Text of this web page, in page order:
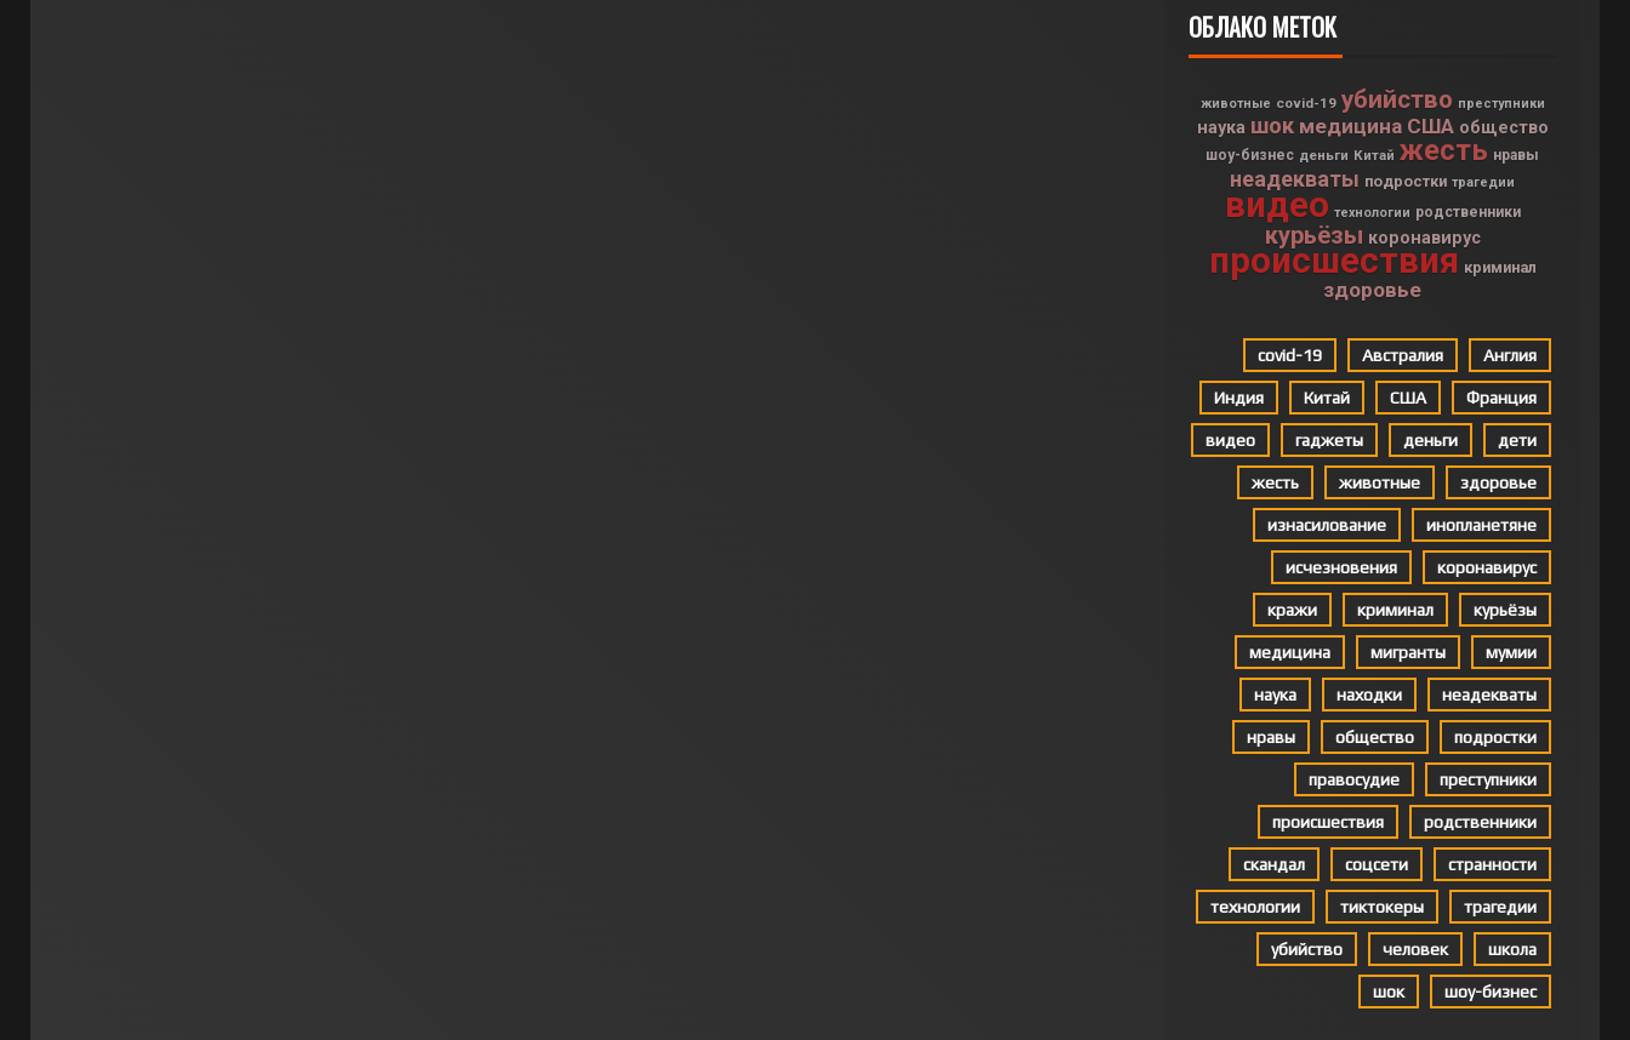
ОБЛАКО МЕТОК
животные covid-19 убийство преступники
наука шок медицина США общество
шоу-бизнес деньги Китай жесть нравы
неадекваты подростки трагедии
видео технологии родственники
курьёзы коронавирус
происшествия криминал
здоровье
covid-19 Австралия Англия
Индия Китай США Франция
видео гаджеты деньги дети
жесть животные здоровье
изнасилование инопланетяне
исчезновения коронавирус
кражи криминал курьёзы
медицина мигранты мумии
наука находки неадекваты
нравы общество подростки
правосудие преступники
происшествия родственники
скандал соцсети странности
технологии тиктокеры трагедии
убийство человек школа
шок шоу-бизнес